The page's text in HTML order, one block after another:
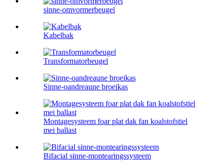
sinne-omvormerbeugel
Kabelbak
Transformatorbeugel
Sinne-oandreaune broeikas
Montagesysteem foar plat dak fan koalstofstiel
mei ballast
Bifacial sinne-montearingssysteem